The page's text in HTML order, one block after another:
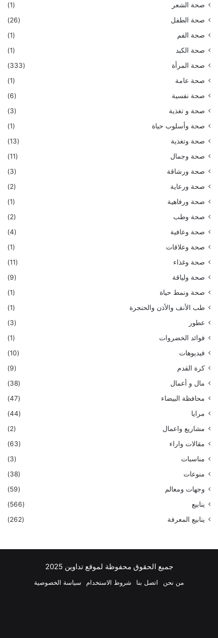
صحة الشعر
(1)
صحة الطفل
(26)
صحة الفم
(1)
صحة الكبد
(1)
صحة المرأة
(333)
صحة عامة
(1)
صحة نفسية
(6)
صحة و تغذية
(3)
صحة وأسلوب حياة
(1)
صحة وتغذية
(13)
صحة وجمال
(11)
صحة ورشاقة
(3)
صحة ورعاية
(2)
صحة ورفاهية
(1)
صحة وطب
(2)
صحة وعافية
(4)
صحة وعلاقات
(1)
صحة وغذاء
(11)
صحة ولياقة
(9)
صحة ونمط حياة
(1)
طب الأنف والأذن والحنجرة
(1)
عطور
(3)
فوائد الخضروات
(1)
فيديوهات
(10)
كرة القدم
(9)
مال و أعمال
(38)
محافظة البيضاء
(47)
مرايا
(44)
مشاريع واعمال
(2)
مقالات واراء
(63)
مناسبات
(3)
منوعات
(38)
وجهات ومعالم
(59)
ينابيع
(566)
ينابيع المعرفة
(262)
جميع الحقوق محفوظة لموقع تداوين 2025
من نحن اتصل بنا شروط الاستخدام سياسة الخصوصية